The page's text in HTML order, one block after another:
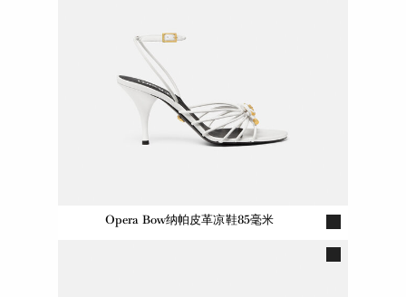
Opera Bow纳帕皮革凉鞋85毫米